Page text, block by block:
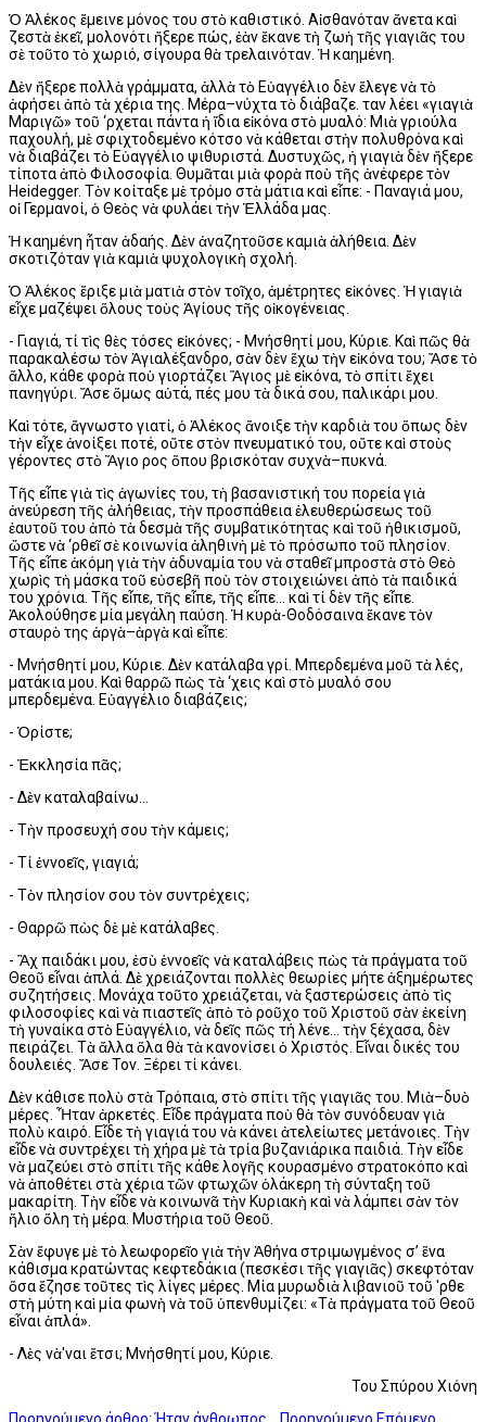
Ὁ Ἀλέκος ἔμεινε μόνος του στὸ καθιστικό. Αἰσθανόταν ἄνετα καὶ
ζεστὰ ἐκεῖ, μολονότι ἤξερε πώς, ἐὰν ἔκανε τὴ ζωὴ τῆς γιαγιᾶς του
σὲ τοῦτο τὸ χωριό, σίγουρα θὰ τρελαινόταν. Ἡ καημένη.
Δὲν ἤξερε πολλὰ γράμματα, ἀλλὰ τὸ Εὐαγγέλιο δὲν ἔλεγε νὰ τὸ
ἀφήσει ἀπὸ τὰ χέρια της. Μέρα–νύχτα τὸ διάβαζε. Ὅταν λέει «γιαγιὰ
Μαριγῶ» τοῦ ‘ρχεται πάντα ἡ ἴδια εἰκόνα στὸ μυαλό: Μιὰ γριούλα
παχουλή, μὲ σφιχτοδεμένο κότσο νὰ κάθεται στὴν πολυθρόνα καὶ
νὰ διαβάζει τὸ Εὐαγγέλιο ψιθυριστά. Δυστυχῶς, ἡ γιαγιὰ δὲν ἤξερε
τίποτα ἀπὸ Φιλοσοφία. Θυμᾶται μιὰ φορὰ ποὺ τῆς ἀνέφερε τὸν
Heidegger. Τὸν κοίταξε μὲ τρόμο στὰ μάτια καὶ εἶπε: - Παναγιά μου,
οἱ Γερμανοί, ὁ Θεὸς νὰ φυλάει τὴν Ἑλλάδα μας.
Ἡ καημένη ἦταν ἀδαής. Δὲν ἀναζητοῦσε καμιὰ ἀλήθεια. Δὲν
σκοτιζόταν γιὰ καμιὰ ψυχολογικὴ σχολή.
Ὁ Ἀλέκος ἔριξε μιὰ ματιὰ στὸν τοῖχο, ἀμέτρητες εἰκόνες. Ἡ γιαγιὰ
εἶχε μαζέψει ὅλους τοὺς Ἁγίους τῆς οἰκογένειας.
- Γιαγιά, τί τὶς θὲς τόσες εἰκόνες; - Μνήσθητί μου, Κύριε. Καὶ πῶς θὰ
παρακαλέσω τὸν Ἁγιαλέξανδρο, σὰν δὲν ἔχω τὴν εἰκόνα του; Ἄσε τὸ
ἄλλο, κάθε φορὰ ποὺ γιορτάζει Ἅγιος μὲ εἰκόνα, τὸ σπίτι ἔχει
πανηγύρι. Ἄσε ὅμως αὐτά, πές μου τὰ δικά σου, παλικάρι μου.
Καὶ τότε, ἄγνωστο γιατί, ὁ Ἀλέκος ἄνοιξε τὴν καρδιὰ του ὅπως δὲν
τὴν εἶχε ἀνοίξει ποτέ, οὔτε στὸν πνευματικό του, οὔτε καὶ στοὺς
γέροντες στὸ Ἅγιο Ὅρος ὅπου βρισκόταν συχνὰ–πυκνά.
Τῆς εἶπε γιὰ τὶς ἀγωνίες του, τὴ βασανιστική του πορεία γιὰ
ἀνεύρεση τῆς ἀλήθειας, τὴν προσπάθεια ἐλευθερώσεως τοῦ
ἑαυτοῦ του ἀπὸ τὰ δεσμὰ τῆς συμβατικότητας καὶ τοῦ ἠθικισμοῦ,
ὥστε νὰ ‘ρθεῖ σὲ κοινωνία ἀληθινὴ μὲ τὸ πρόσωπο τοῦ πλησίον.
Τῆς εἶπε ἀκόμη γιὰ τὴν ἀδυναμία του νὰ σταθεῖ μπροστὰ στὸ Θεὸ
χωρὶς τὴ μάσκα τοῦ εὐσεβῆ ποὺ τὸν στοιχειώνει ἀπὸ τὰ παιδικά
του χρόνια. Τῆς εἶπε, τῆς εἶπε, τῆς εἶπε... καὶ τί δὲν τῆς εἶπε.
Ἀκολούθησε μία μεγάλη παύση. Ἡ κυρὰ-Θοδόσαινα ἔκανε τὸν
σταυρὸ της ἀργὰ–ἀργὰ καὶ εἶπε:
- Μνήσθητί μου, Κύριε. Δὲν κατάλαβα γρί. Μπερδεμένα μοῦ τὰ λές,
ματάκια μου. Καὶ θαρρῶ πὼς τὰ ‘χεις καὶ στὸ μυαλό σου
μπερδεμένα. Εὐαγγέλιο διαβάζεις;
- Ὁρίστε;
- Ἐκκλησία πᾶς;
- Δὲν καταλαβαίνω...
- Τὴν προσευχή σου τὴν κάμεις;
- Τί ἐννοεῖς, γιαγιά;
- Τὸν πλησίον σου τὸν συντρέχεις;
- Θαρρῶ πὼς δὲ μὲ κατάλαβες.
- Ἂχ παιδάκι μου, ἐσὺ ἐννοεῖς νὰ καταλάβεις πὼς τὰ πράγματα τοῦ
Θεοῦ εἶναι ἁπλά. Δὲ χρειάζονται πολλὲς θεωρίες μήτε ἀξημέρωτες
συζητήσεις. Μονάχα τοῦτο χρειάζεται, νὰ ξαστερώσεις ἀπὸ τὶς
φιλοσοφίες καὶ νὰ πιαστεῖς ἀπὸ τὸ ροῦχο τοῦ Χριστοῦ σὰν ἐκείνη
τὴ γυναίκα στὸ Εὐαγγέλιο, νὰ δεῖς πῶς τή λένε... τὴν ξέχασα, δὲν
πειράζει. Τὰ ἄλλα ὅλα θὰ τὰ κανονίσει ὁ Χριστός. Εἶναι δικές του
δουλειές. Ἄσε Τον. Ξέρει τί κάνει.
Δὲν κάθισε πολὺ στὰ Τρόπαια, στὸ σπίτι τῆς γιαγιᾶς του. Μιὰ–δυὸ
μέρες. Ἦταν ἀρκετές. Εἶδε πράγματα ποὺ θὰ τὸν συνόδευαν γιὰ
πολὺ καιρό. Εἶδε τὴ γιαγιά του νὰ κάνει ἀτελείωτες μετάνοιες. Τὴν
εἶδε νὰ συντρέχει τὴ χήρα μὲ τὰ τρία βυζανιάρικα παιδιά. Τὴν εἶδε
νὰ μαζεύει στὸ σπίτι τῆς κάθε λογῆς κουρασμένο στρατοκόπο καὶ
νὰ ἀποθέτει στὰ χέρια τῶν φτωχῶν ὁλάκερη τὴ σύνταξη τοῦ
μακαρίτη. Τὴν εἶδε νὰ κοινωνᾶ τὴν Κυριακὴ καὶ νὰ λάμπει σὰν τὸν
ἥλιο ὅλη τὴ μέρα. Μυστήρια τοῦ Θεοῦ.
Σὰν ἔφυγε μὲ τὸ λεωφορεῖο γιὰ τὴν Ἀθήνα στριμωγμένος σ’ ἕνα
κάθισμα κρατώντας κεφτεδάκια (πεσκέσι τῆς γιαγιᾶς) σκεφτόταν
ὅσα ἔζησε τοῦτες τὶς λίγες μέρες. Μία μυρωδιὰ λιβανιοῦ τοῦ 'ρθε
στὴ μύτη καὶ μία φωνὴ νὰ τοῦ ὑπενθυμίζει: «Τὰ πράγματα τοῦ Θεοῦ
εἶναι ἁπλά».
- Λὲς νὰ'ναι ἔτσι; Μνήσθητί μου, Κύριε.
Του Σπύρου Χιόνη
Προηγούμενο άρθρο: Ήταν άνθρωπος...
Προηγούμενο Επόμενο